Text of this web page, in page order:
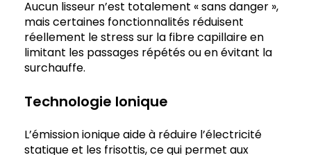
Aucun lisseur n’est totalement « sans danger »,
mais certaines fonctionnalités réduisent
réellement le stress sur la fibre capillaire en
limitant les passages répétés ou en évitant la
surchauffe.
Technologie Ionique
L’émission ionique aide à réduire l’électricité
statique et les frisottis, ce qui permet aux